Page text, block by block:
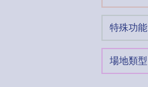
特殊功能
場地類型